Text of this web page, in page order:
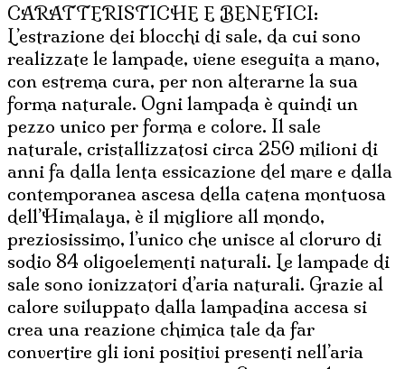
CARATTERISTICHE E BENEFICI:
L’estrazione dei blocchi di sale, da cui sono
realizzate le lampade, viene eseguita a mano,
con estrema cura, per non alterarne la sua
forma naturale. Ogni lampada è quindi un
pezzo unico per forma e colore. Il sale
naturale, cristallizzatosi circa 250 milioni di
anni fa dalla lenta essicazione del mare e dalla
contemporanea ascesa della catena montuosa
dell’Himalaya, è il migliore all mondo,
preziosissimo, l’unico che unisce al cloruro di
sodio 84 oligoelementi naturali. Le lampade di
sale sono ionizzatori d’aria naturali. Grazie al
calore sviluppato dalla lampadina accesa si
crea una reazione chimica tale da far
convertire gli ioni positivi presenti nell’aria